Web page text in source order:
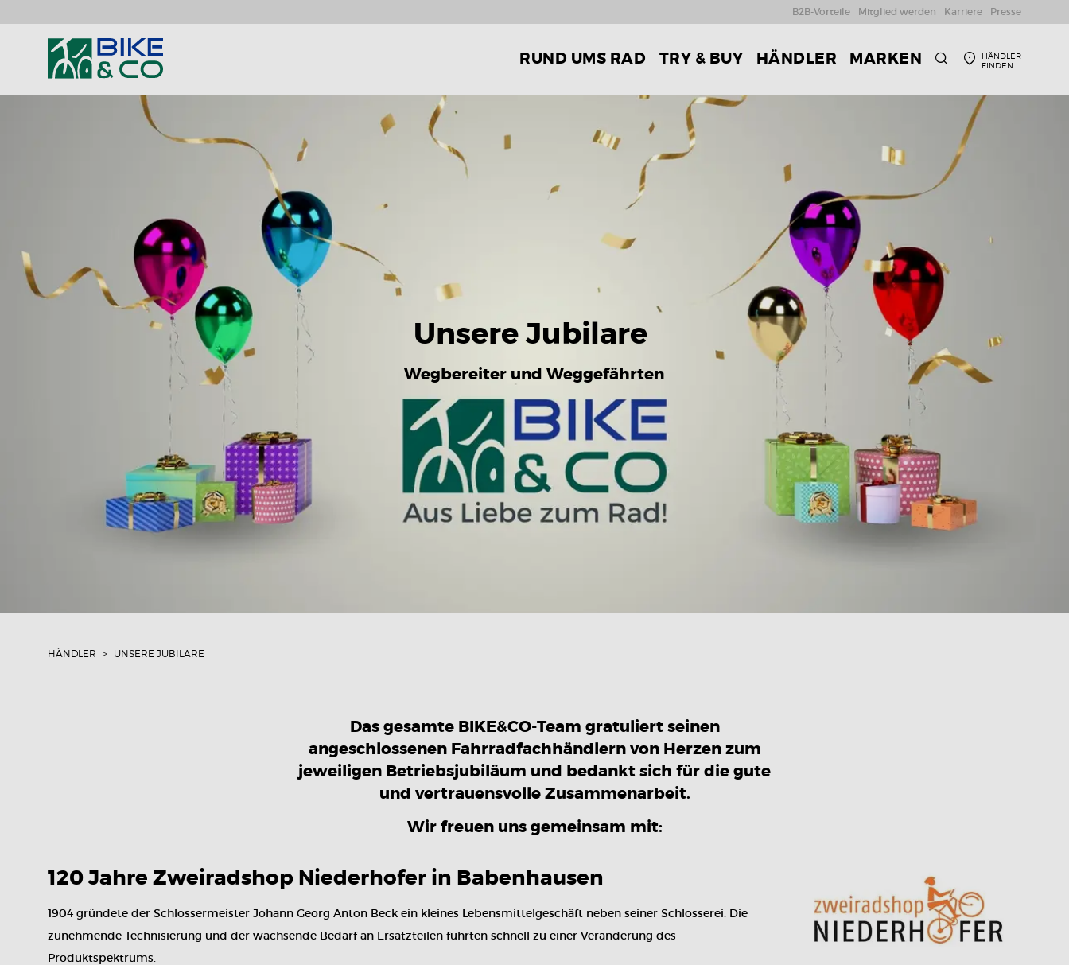
HÄNDLER
FINDEN
RUND UMS RAD TRY & BUY HÄNDLER MARKEN
B2B-Vorteile Mitglied werden Karriere Presse
Unsere Jubilare
Wegbereiter und Weggefährten
HÄNDLER UNSERE JUBILARE
Das gesamte BIKE&CO-Team gratuliert seinen
angeschlossenen Fahrradfachhändlern von Herzen zum
jeweiligen Betriebsjubiläum und bedankt sich für die gute
und vertrauensvolle Zusammenarbeit.
Wir freuen uns gemeinsam mit:
120 Jahre Zweiradshop Niederhofer in Babenhausen
1904 gründete der Schlossermeister Johann Georg Anton Beck ein kleines Lebensmittelgeschäft neben seiner Schlosserei. Die
zunehmende Technisierung und der wachsende Bedarf an Ersatzteilen führten schnell zu einer Veränderung des
Produktspektrums.